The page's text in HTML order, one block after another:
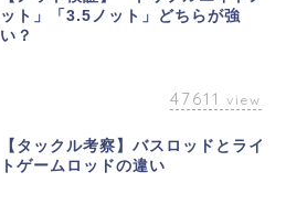
ット」「3.5ノット」どちらが強
い？
47611 view
【タックル考察】バスロッドとライ
トゲームロッドの違い